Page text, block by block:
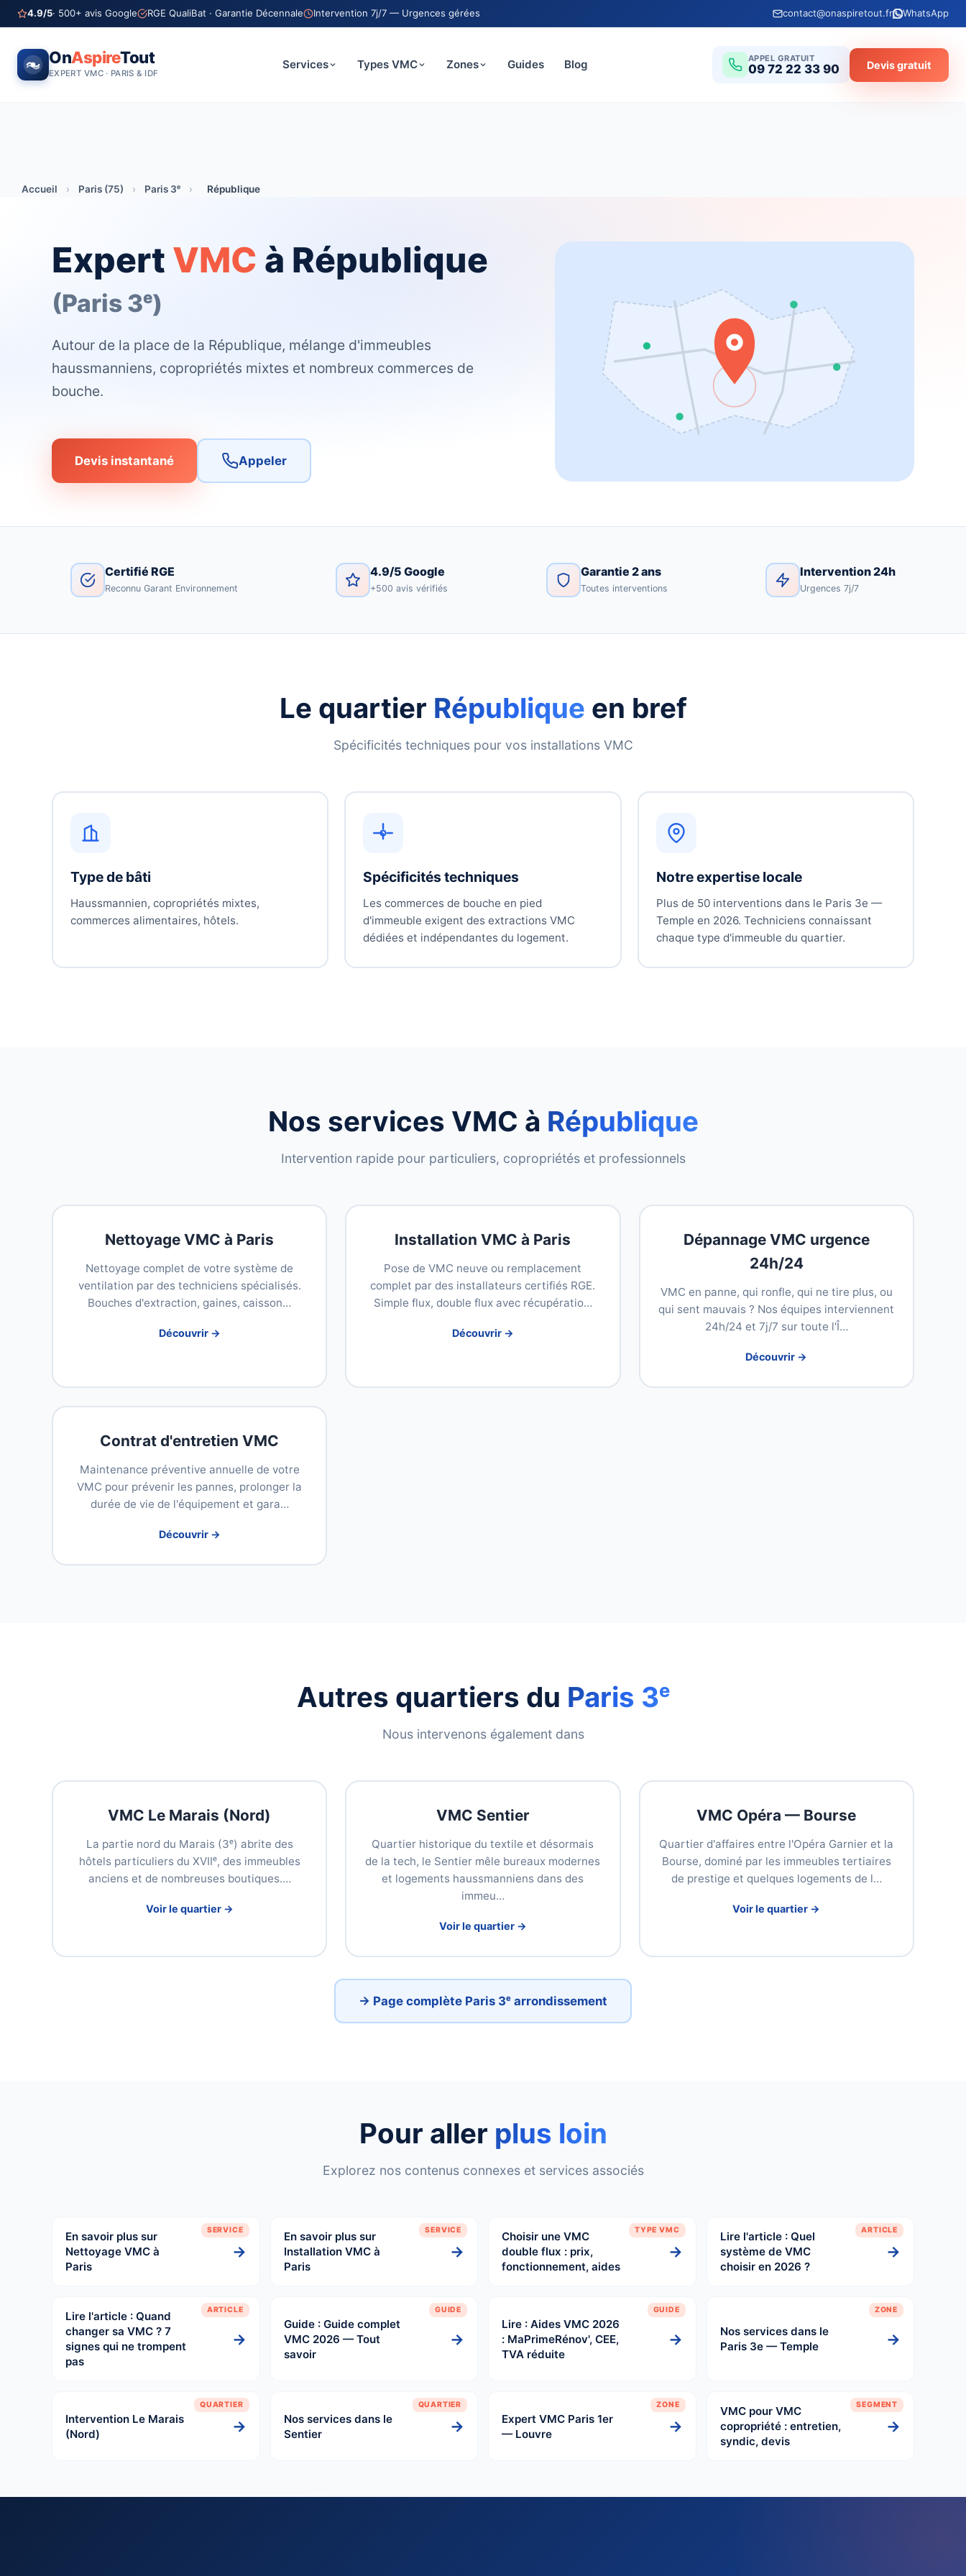
4.9/5· 500+ avis Google RGE QualiBat · Garantie Décennale Intervention 7j/7 — Urgences gérées contact@onaspiretout.fr WhatsApp
OnAspireTout
EXPERT VMC · PARIS & IDF
Services Types VMC Zones Guides Blog APPEL GRATUIT
09 72 22 33 90 Devis gratuit
Accueil › Paris (75) › Paris 3ᵉ › République
Expert VMC à République
(Paris 3ᵉ)
Autour de la place de la République, mélange d'immeubles
haussmanniens, copropriétés mixtes et nombreux commerces de
bouche.
Devis instantané Appeler
Certifié RGE
Reconnu Garant Environnement
4.9/5 Google
+500 avis vérifiés
Garantie 2 ans
Toutes interventions
Intervention 24h
Urgences 7j/7
Le quartier République en bref
Spécificités techniques pour vos installations VMC
Type de bâti
Haussmannien, copropriétés mixtes,
commerces alimentaires, hôtels.
Spécificités techniques
Les commerces de bouche en pied
d'immeuble exigent des extractions VMC
dédiées et indépendantes du logement.
Notre expertise locale
Plus de 50 interventions dans le Paris 3e —
Temple en 2026. Techniciens connaissant
chaque type d'immeuble du quartier.
Nos services VMC à République
Intervention rapide pour particuliers, copropriétés et professionnels
Nettoyage VMC à Paris
Nettoyage complet de votre système de
ventilation par des techniciens spécialisés.
Bouches d'extraction, gaines, caisson…
Découvrir →
Installation VMC à Paris
Pose de VMC neuve ou remplacement
complet par des installateurs certifiés RGE.
Simple flux, double flux avec récupératio…
Découvrir →
Dépannage VMC urgence
24h/24
VMC en panne, qui ronfle, qui ne tire plus, ou
qui sent mauvais ? Nos équipes interviennent
24h/24 et 7j/7 sur toute l'Î…
Découvrir →
Contrat d'entretien VMC
Maintenance préventive annuelle de votre
VMC pour prévenir les pannes, prolonger la
durée de vie de l'équipement et gara…
Découvrir →
Autres quartiers du Paris 3ᵉ
Nous intervenons également dans
VMC Le Marais (Nord)
La partie nord du Marais (3ᵉ) abrite des
hôtels particuliers du XVIIᵉ, des immeubles
anciens et de nombreuses boutiques.…
Voir le quartier →
VMC Sentier
Quartier historique du textile et désormais
de la tech, le Sentier mêle bureaux modernes
et logements haussmanniens dans des
immeu…
Voir le quartier →
VMC Opéra — Bourse
Quartier d'affaires entre l'Opéra Garnier et la
Bourse, dominé par les immeubles tertiaires
de prestige et quelques logements de l…
Voir le quartier →
→ Page complète Paris 3ᵉ arrondissement
Pour aller plus loin
Explorez nos contenus connexes et services associés
SERVICE
En savoir plus sur
Nettoyage VMC à
Paris
→
SERVICE
En savoir plus sur
Installation VMC à
Paris
→
TYPE VMC
Choisir une VMC
double flux : prix,
fonctionnement, aides
→
ARTICLE
Lire l'article : Quel
système de VMC
choisir en 2026 ?
→
ARTICLE
Lire l'article : Quand
changer sa VMC ? 7
signes qui ne trompent
pas
→
GUIDE
Guide : Guide complet
VMC 2026 — Tout
savoir
→
GUIDE
Lire : Aides VMC 2026
: MaPrimeRénov', CEE,
TVA réduite
→
ZONE
Nos services dans le
Paris 3e — Temple
→
QUARTIER
Intervention Le Marais
(Nord)
→
QUARTIER
Nos services dans le
Sentier
→
ZONE
Expert VMC Paris 1er
— Louvre
→
SEGMENT
VMC pour VMC
copropriété : entretien,
syndic, devis
→